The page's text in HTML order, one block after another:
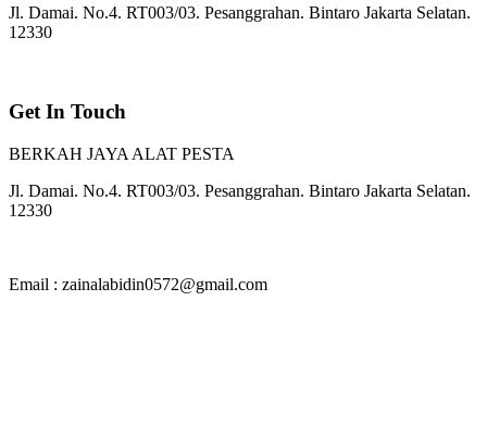
Jl. Damai. No.4. RT003/03. Pesanggrahan. Bintaro Jakarta Selatan.
12330
Get In Touch
BERKAH JAYA ALAT PESTA
Jl. Damai. No.4. RT003/03. Pesanggrahan. Bintaro Jakarta Selatan.
12330
Email : zainalabidin0572@gmail.com